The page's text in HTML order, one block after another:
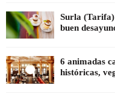
Surla
buen
6 animadas
históricas,